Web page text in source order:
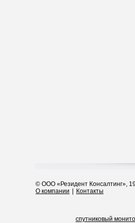
© ООО «Резидент Консалтинг»,
О компании
Контакты
спутниковый